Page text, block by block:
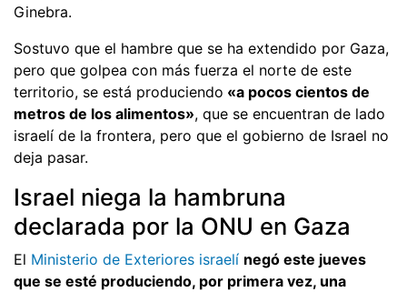
Ginebra.
Sostuvo que el hambre que se ha extendido por Gaza,
pero que golpea con más fuerza el norte de este
territorio, se está produciendo «a pocos cientos de
metros de los alimentos», que se encuentran de lado
israelí de la frontera, pero que el gobierno de Israel no
deja pasar.
Israel niega la hambruna
declarada por la ONU en Gaza
El Ministerio de Exteriores israelí negó este jueves
que se esté produciendo, por primera vez, una